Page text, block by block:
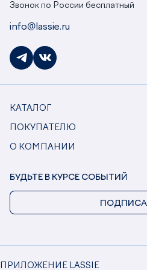
Звонок по России бесплатный
info@lassie.ru
КАТАЛОГ
ПОКУПАТЕЛЮ
О КОМПАНИИ
ПРИЛОЖЕНИЕ LASSIE
БУДЬТЕ В КУРСЕ СОБЫТИЙ